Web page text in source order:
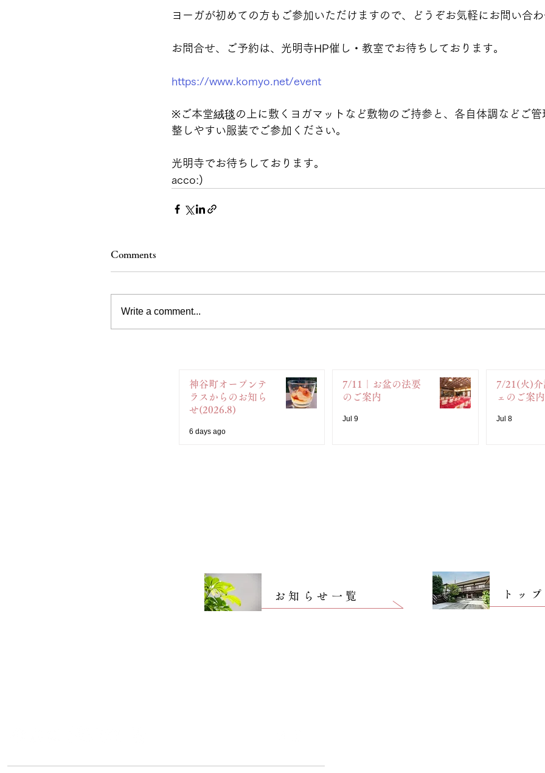
ヨーガが初めての方もご参加いただけますので、どうぞお気軽にお問い合
お問合せ、ご予約は、光明寺HP催し・教室でお待ちしております。
https://www.komyo.net/event
※ご本堂絨毯の上に敷くヨガマットなど敷物のご持参と、各自体調などご
整しやすい服装でご参加ください。
光明寺でお待ちしております。
acco:)
Comments
Write a comment...
神谷町オープンテ
ラスからのお知ら
せ(2026.8)
6 days ago
7/11｜お盆の法要
のご案内
Jul 9
7/21(火)介
ェのご案内
Jul 8
お知らせ一覧 トッ